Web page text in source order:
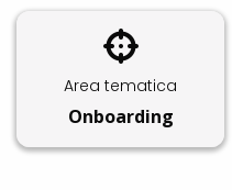
Area tematica
Onboarding